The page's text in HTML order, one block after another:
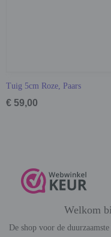
Tuig 5cm Roze, Paars
€ 59,00
Welkom
De shop voor de